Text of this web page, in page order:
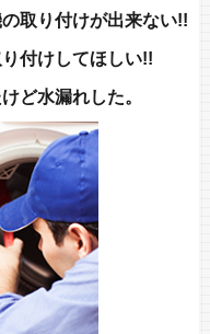
取り付けが出来ない!!
付けしてほしい!!
ど水漏れした。